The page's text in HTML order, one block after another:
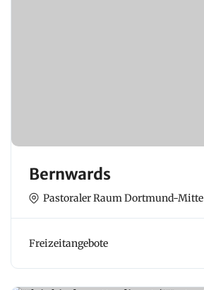
Bernwards
Pastoraler Raum Dortmund-Mitte
Freizeitangebote